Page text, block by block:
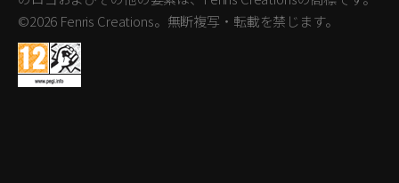
©2026 Fenris Creations。無断複写・転載を禁じます。